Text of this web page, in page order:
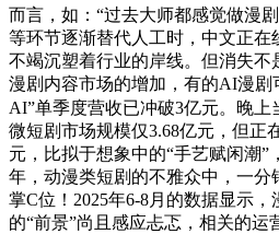
而言，如：“过去大师都感觉做漫
等环节逐渐替代人工时，中文正
不竭沉塑着行业的岸线。但消失
漫剧内容市场的增加，有的AI漫
AI”单季度营收已冲破3亿元。晚
微短剧市场规模仅3.68亿元，但正
元，比拟于想象中的“手艺赋闲潮
年，动漫类短剧的不雅众中，一分
掌C位！2025年6-8月的数据显示
的“前景”尚且感应忐忑，相关的